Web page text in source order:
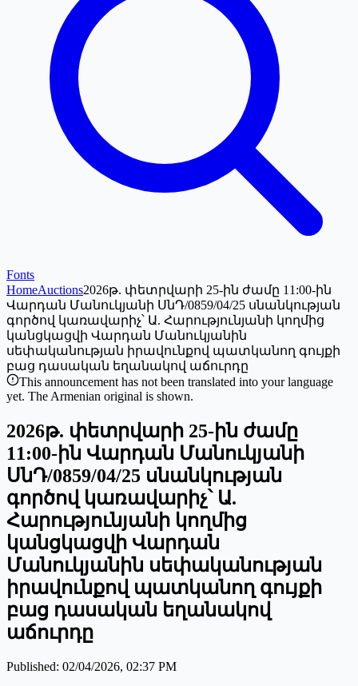
Fonts
HomeAuctions2026թ. փետրվարի 25-ին ժամը 11:00-ին
Վարդան Մանուկյանի ՍնԴ/0859/04/25 սնանկության
գործով կառավարիչ՝ Ա. Հարությունյանի կողմից
կանցկացվի Վարդան Մանուկյանին
սեփականության իրավունքով պատկանող գույքի
բաց դասական եղանակով աճուրդը
This announcement has not been translated into your language
yet. The Armenian original is shown.
2026թ. փետրվարի 25-ին ժամը
11:00-ին Վարդան Մանուկյանի
ՍնԴ/0859/04/25 սնանկության
գործով կառավարիչ՝ Ա.
Հարությունյանի կողմից
կանցկացվի Վարդան
Մանուկյանին սեփականության
իրավունքով պատկանող գույքի
բաց դասական եղանակով
աճուրդը
Published: 02/04/2026, 02:37 PM